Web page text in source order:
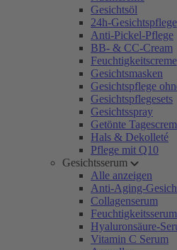
Gesichtsöl
24h-Gesichtspflege
Anti-Pickel-Pflege
BB- & CC-Cream
Feuchtigkeitscreme
Gesichtsmasken
Gesichtspflege
Gesichtspflegesets
Gesichtsspray
Getönte
Hals & Dekolleté
Pflege mit Q10
Gesichtsserum
Alle anzeigen
Anti-Aging-
Collagenserum
Feuchtigkeitsserum
Hyaluronsäure-
Vitamin C Serum